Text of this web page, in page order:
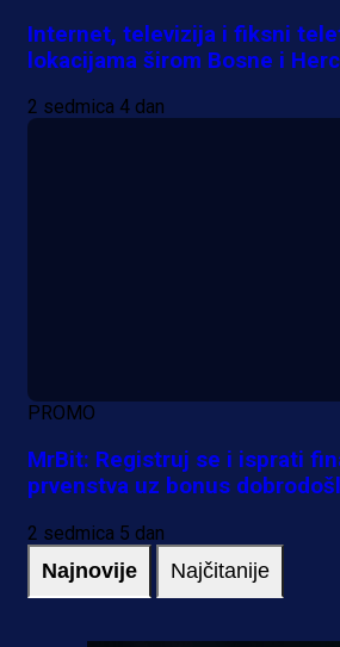
Internet, televizija i fiksni
lokacijama širom Bosne i
2 sedmica 4 dan
PROMO
MrBit: Registruj se i isprati
prvenstva uz bonus
2 sedmica 5 dan
Najnovije Najčitanije